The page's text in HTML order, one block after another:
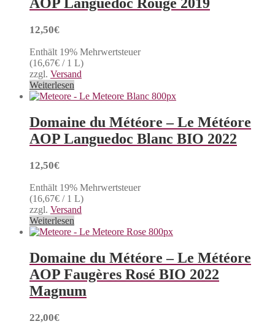
12,50€
Enthält 19% Mehrwertsteuer
(16,67€ / 1 L)
zzgl. Versand
Weiterlesen
Domaine du Météore – Le Météore
AOP Languedoc Blanc BIO 2022
12,50€
Enthält 19% Mehrwertsteuer
(16,67€ / 1 L)
zzgl. Versand
Weiterlesen
Domaine du Météore – Le Météore
AOP Faugères Rosé BIO 2022
Magnum
22,00€